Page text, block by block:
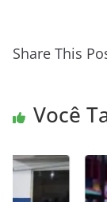
Share This
Você